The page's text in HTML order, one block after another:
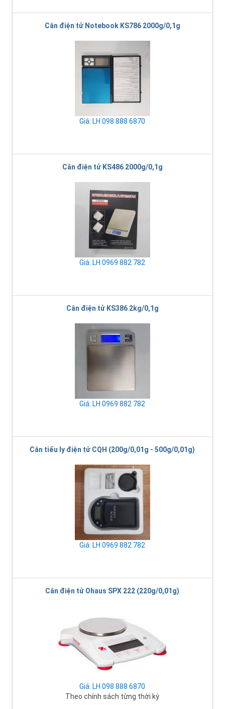
Cân điện tử Notebook KS786 2000g/0,1g
Giá: LH 098 888 6870
Cân điện tử KS486 2000g/0,1g
Giá: LH 0969 882 782
Cân điện tử KS386 2kg/0,1g
Giá: LH 0969 882 782
Cân tiểu ly điện tử CQH (200g/0,01g - 500g/0,01g)
Giá: LH 0969 882 782
Cân điện tử Ohaus SPX 222 (220g/0,01g)
Giá: LH 098 888 6870
Theo chính sách từng thời kỳ